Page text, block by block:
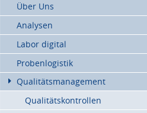
Über Uns
Analysen
Labor digital
Probenlogistik
Qualitätsmanagement
Qualitätskontrollen